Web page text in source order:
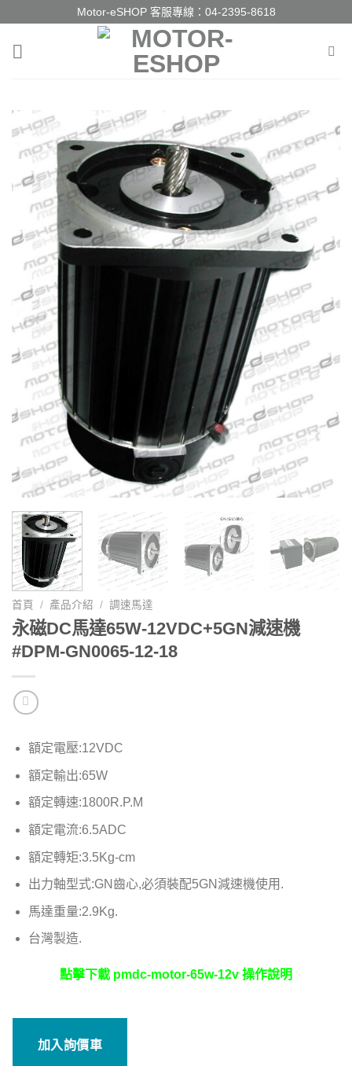
content
Motor-eSHOP 客服專線： 04-2395-8618
首頁 / 產品介紹 / 調速馬達
永磁DC馬達65W-12VDC+5GN減速機
#DPM-GN0065-12-18
額定電壓:12VDC
額定輸出:65W
額定轉速:1800R.P.M
額定電流:6.5ADC
額定轉矩:3.5Kg-cm
出力軸型式:GN齒心,必須裝配5GN減速機使用.
馬達重量:2.9Kg.
台灣製造.
點擊下載 pmdc-motor-65w-12v 操作說明
加入詢價車